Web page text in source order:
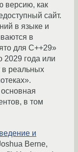
версию, как
сайт.
в языке и
в
для C++29»
2029 года или
в реальных
в том
и
Berne,